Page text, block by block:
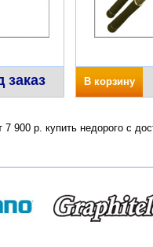
заказ В корзину
900 р. купить недорого с